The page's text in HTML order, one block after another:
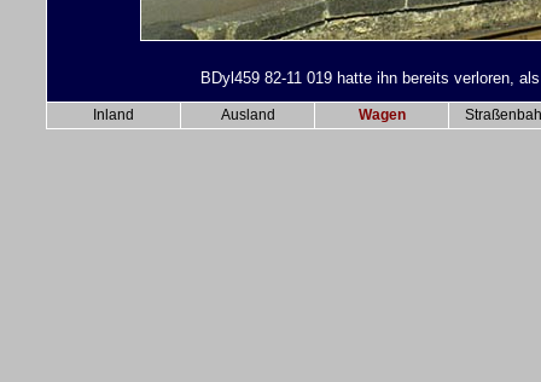
BDyl459 82-11 019 hatte ihn bereits verloren,
Inland Ausland Wagen